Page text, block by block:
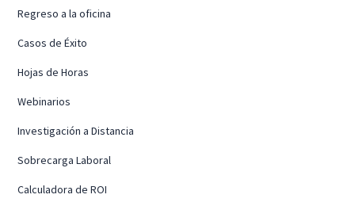
Regreso a la oficina
Casos de Éxito
Hojas de Horas
Webinarios
Investigación a Distancia
Sobrecarga Laboral
Calculadora de ROI